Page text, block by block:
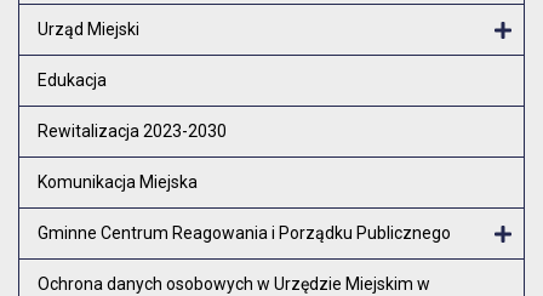
Urząd Miejski
Edukacja
Rewitalizacja 2023-2030
Komunikacja Miejska
Gminne Centrum Reagowania i Porządku Publicznego
Ochrona danych osobowych w Urzędzie Miejskim w